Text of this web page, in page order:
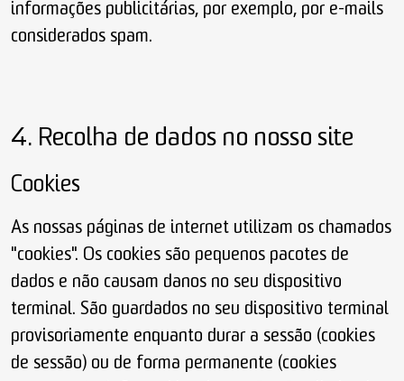
informações publicitárias, por exemplo, por e-mails
considerados spam.
4. Recolha de dados no nosso site
Cookies
As nossas páginas de internet utilizam os chamados
"cookies". Os cookies são pequenos pacotes de
dados e não causam danos no seu dispositivo
terminal. São guardados no seu dispositivo terminal
provisoriamente enquanto durar a sessão (cookies
de sessão) ou de forma permanente (cookies